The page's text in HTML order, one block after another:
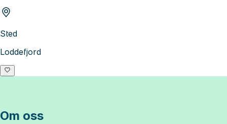
Sted
Loddefjord
Om oss